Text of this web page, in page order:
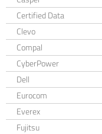
Certified Data
Clevo
Compal
CyberPower
Dell
Eurocom
Everex
Fujitsu